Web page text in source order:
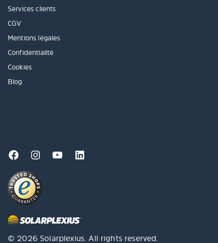
Services clients
CGV
Mentions légales
Confidentialité
Cookies
Blog
© 2026 Solarplexius. All rights reserved.